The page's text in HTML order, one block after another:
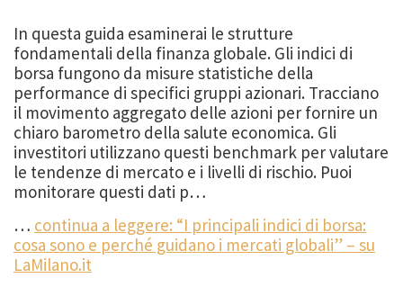
In questa guida esaminerai le strutture
fondamentali della finanza globale. Gli indici di
borsa fungono da misure statistiche della
performance di specifici gruppi azionari. Tracciano
il movimento aggregato delle azioni per fornire un
chiaro barometro della salute economica. Gli
investitori utilizzano questi benchmark per valutare
le tendenze di mercato e i livelli di rischio. Puoi
monitorare questi dati p…
… continua a leggere: “I principali indici di borsa:
cosa sono e perché guidano i mercati globali” – su
LaMilano.it